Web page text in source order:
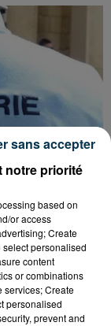
DES
A...
notre priorité
based on
or access
Create
personalised
content
or combinations
services; Create
personalised
prevent and
sans accepter